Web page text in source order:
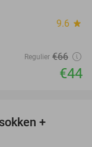
9.6 star
Regulier €66
€44
+